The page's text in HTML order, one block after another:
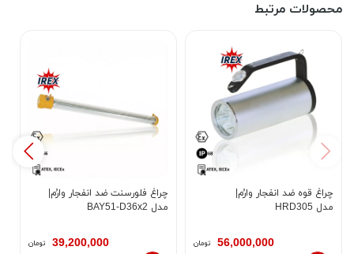
محصولات مرتبط
چراغ قوه ضد انفجار وارُم|
مدل HRD305
56,000,000 تومان
چراغ فلورسنت ضد انفجار وارُم|
مدل BAY51-D36x2
39,200,000 تومان